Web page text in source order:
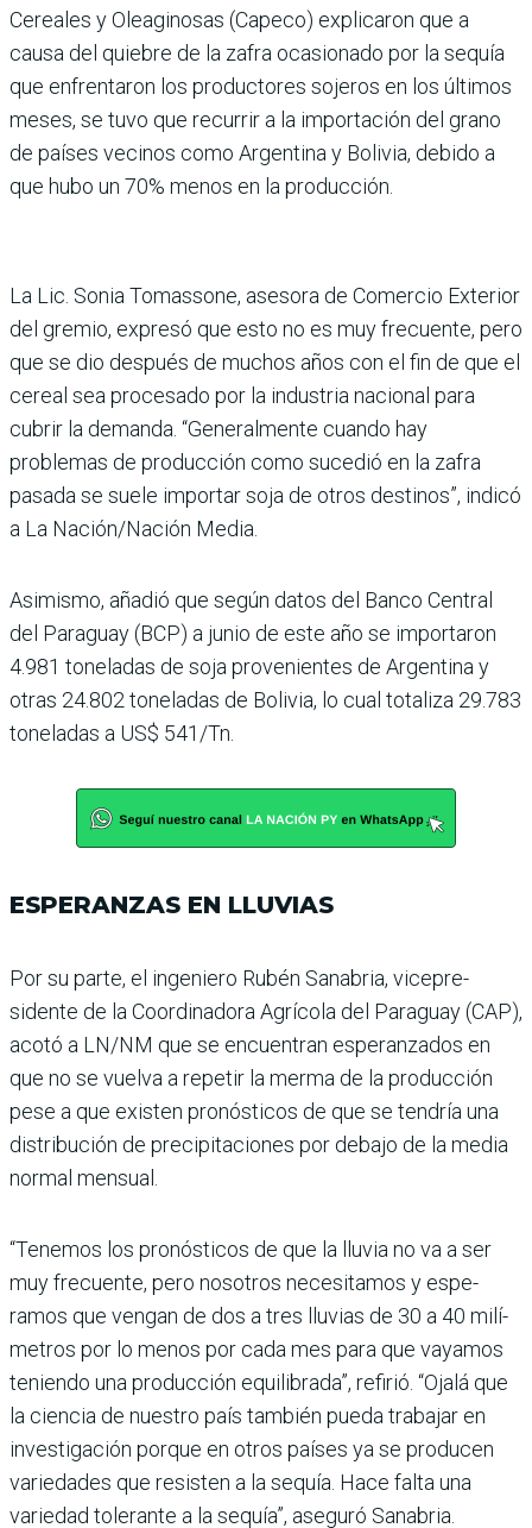
Cereales y Oleaginosas (Capeco) expli­caron que a
causa del quiebre de la zafra ocasionado por la sequía
que enfrentaron los productores sojeros en los últimos
meses, se tuvo que recurrir a la importación del grano
de países vecinos como Argentina y Bolivia, debido a
que hubo un 70% menos en la producción.
La Lic. Sonia Tomassone, asesora de Comercio Exte­rior
del gremio, expresó que esto no es muy frecuente, pero
que se dio después de muchos años con el fin de que el
cereal sea procesado por la industria nacional para
cubrir la demanda. “General­mente cuando hay
problemas de producción como sucedió en la zafra
pasada se suele importar soja de otros des­tinos”, indicó
a La Nación/Nación Media.
Asimismo, añadió que según datos del Banco Cen­tral
del Paraguay (BCP) a junio de este año se impor­taron
4.981 toneladas de soja provenientes de Argentina y
otras 24.802 toneladas de Bolivia, lo cual totaliza 29.783
tone­ladas a US$ 541/Tn.
ESPERANZAS EN LLUVIAS
Por su parte, el ingeniero Rubén Sanabria, vicepre­
sidente de la Coordina­dora Agrícola del Paraguay (CAP),
acotó a LN/NM que se encuentran esperanzados en
que no se vuelva a repetir la merma de la producción
pese a que existen pronósticos de que se tendría una
distribu­ción de precipitaciones por debajo de la media
normal mensual.
“Tenemos los pronósticos de que la lluvia no va a ser
muy frecuente, pero noso­tros necesitamos y espe­
ramos que vengan de dos a tres lluvias de 30 a 40 milí­
metros por lo menos por cada mes para que vayamos
teniendo una producción equilibrada”, refirió. “Ojalá que
la ciencia de nuestro país también pueda trabajar en
investigación porque en otros países ya se producen
variedades que resisten a la sequía. Hace falta una
varie­dad tolerante a la sequía”, aseguró Sanabria.